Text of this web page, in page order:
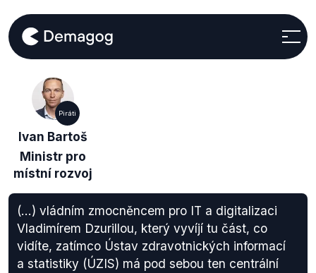
Piráti
Ivan Bartoš
Ministr pro
místní rozvoj
(...) vládním zmocněncem pro IT a digitalizaci
Vladimírem Dzurillou, který vyvíjí tu část, co
vidíte, zatímco Ústav zdravotnických informací
a statistiky (ÚZIS) má pod sebou ten centrální